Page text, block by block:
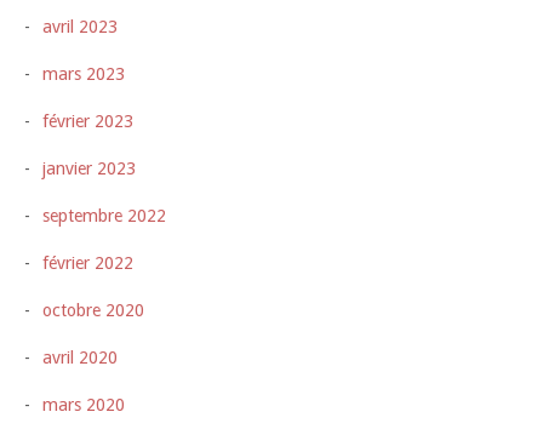
avril 2023
mars 2023
février 2023
janvier 2023
septembre 2022
février 2022
octobre 2020
avril 2020
mars 2020